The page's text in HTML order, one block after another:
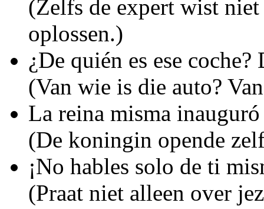
(Zelfs de expert wist
oplossen.)
¿De quién es ese
(Van wie is die auto?
La reina misma
(De koningin opende
¡No hables solo de ti
(Praat niet alleen over